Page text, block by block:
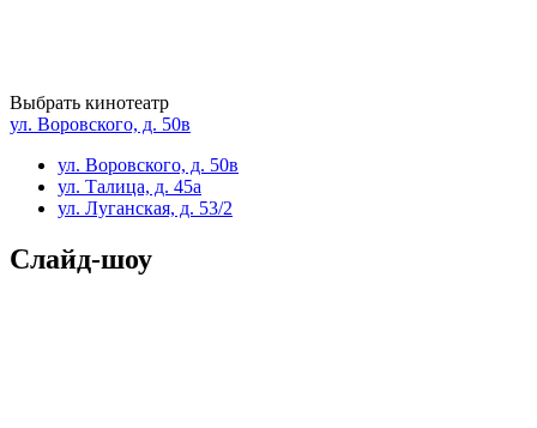
Выбрать кинотеатр
ул. Воровского, д. 50в
ул. Воровского, д. 50в
ул. Талица, д. 45а
ул. Луганская, д. 53/2
Слайд-шоу